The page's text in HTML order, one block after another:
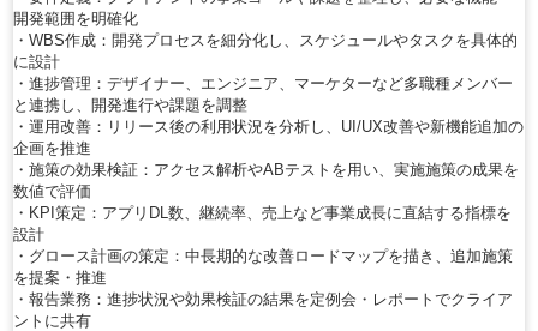
開発範囲を明確化
・WBS作成：開発プロセスを細分化し、スケジュールやタスクを具体的
に設計
・進捗管理：デザイナー、エンジニア、マーケターなど多職種メンバー
と連携し、開発進行や課題を調整
・運用改善：リリース後の利用状況を分析し、UI/UX改善や新機能追加の
企画を推進
・施策の効果検証：アクセス解析やABテストを用い、実施施策の成果を
数値で評価
・KPI策定：アプリDL数、継続率、売上など事業成長に直結する指標を
設計
・グロース計画の策定：中長期的な改善ロードマップを描き、追加施策
を提案・推進
・報告業務：進捗状況や効果検証の結果を定例会・レポートでクライア
ントに共有